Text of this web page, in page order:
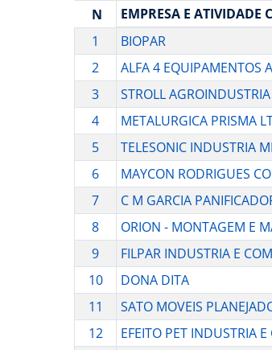
N EMPRESA E ATIVIDADE
1
BIOPAR
2
ALFA 4 EQUIPAMENTOS
3
STROLL
4
METALURGICA PRISMA
5
TELESONIC INDUSTRIA
6
MAYCON RODRIGUES
7
C M GARCIA
8
ORION - MONTAGEM E
9
FILPAR INDUSTRIA E
10
DONA DITA
11
SATO MOVEIS
12
EFEITO PET INDUSTRIA